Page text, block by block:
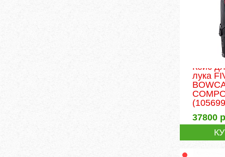
Кейс
лука
37800